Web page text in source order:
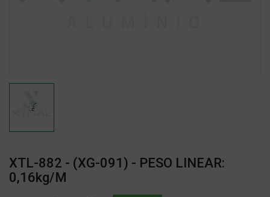
XTL-882 - (XG-091) - PESO LINEAR:
0,16kg/m